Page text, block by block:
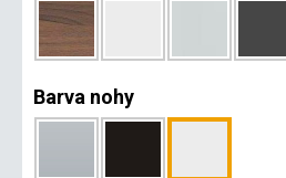
Barva nohy